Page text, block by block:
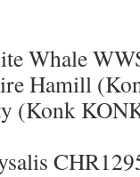
Whale
Hamill
(Konk